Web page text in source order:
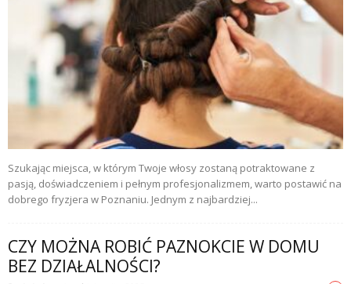
Szukając miejsca, w którym Twoje włosy zostaną potraktowane z
pasją, doświadczeniem i pełnym profesjonalizmem, warto postawić na
dobrego fryzjera w Poznaniu. Jednym z najbardziej...
CZY MOŻNA ROBIĆ PAZNOKCIE W DOMU
BEZ DZIAŁALNOŚCI?